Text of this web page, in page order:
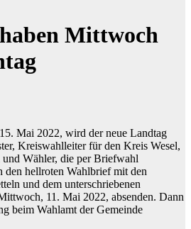
Mittwoch
Mai 2022, wird der neue Landtag
Kreiswahlleiter für den Kreis Wesel,
Wähler, die per Briefwahl
den hellroten Wahlbrief mit den
und dem unterschriebenen
11. Mai 2022, absenden. Dann
beim Wahlamt der Gemeinde